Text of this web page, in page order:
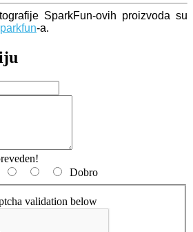
SparkFun-ovih proizvoda su
-a.
Dobro
validation below